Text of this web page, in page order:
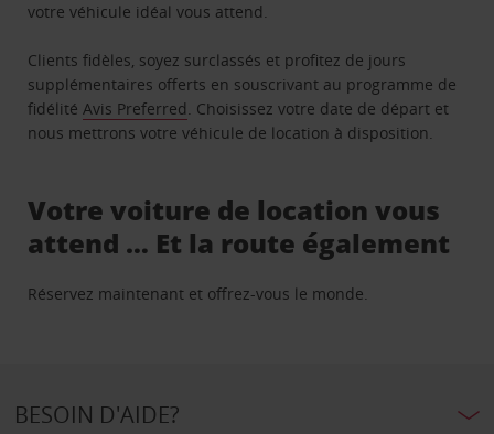
votre véhicule idéal vous attend.
Clients fidèles, soyez surclassés et profitez de jours
supplémentaires offerts en souscrivant au programme de
fidélitéAvis Preferred. Choisissez votre date de départ et
nous mettrons votre véhicule de location à disposition.
Votre voiture de location vous
attend … Et la route également
Réservez maintenant et offrez-vous le monde.
BESOIN D'AIDE?